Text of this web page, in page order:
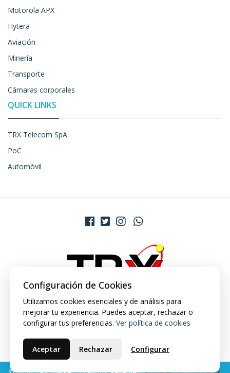
Motorola APX
Hytera
Aviación
Minería
Transporte
Cámaras corporales
QUICK LINKS
TRX Telecom SpA
PoC
Automóvil
Configuración de Cookies
Utilizamos cookies esenciales y de análisis para
mejorar tu experiencia. Puedes aceptar, rechazar o
configurar tus preferencias. Ver política de cookies
Aceptar Rechazar Configurar